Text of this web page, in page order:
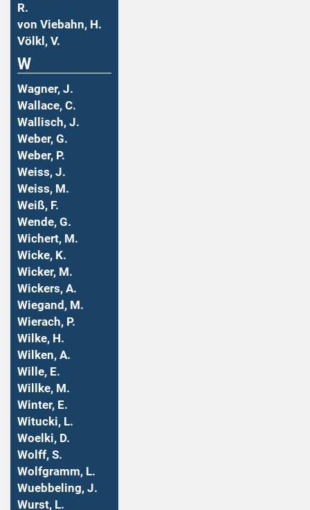
R.
von Viebahn, H.
Völkl, V.
W
Wagner, J.
Wallace, C.
Wallisch, J.
Weber, G.
Weber, P.
Weiss, J.
Weiss, M.
Weiß, F.
Wende, G.
Wichert, M.
Wicke, K.
Wicker, M.
Wickers, A.
Wiegand, M.
Wierach, P.
Wilke, H.
Wilken, A.
Wille, E.
Willke, M.
Winter, E.
Witucki, L.
Woelki, D.
Wolff, S.
Wolfgramm, L.
Wuebbeling, J.
Wurst, L.